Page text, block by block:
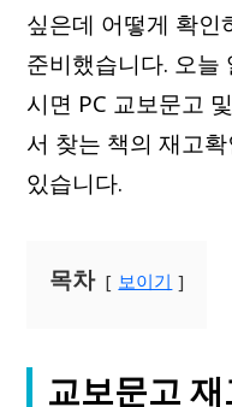
싶은데 어떻게 확인
준비했습니다. 오늘
시면 PC 교보문고
서 찾는 책의 재고
있습니다.
목차 보이기
교보문고